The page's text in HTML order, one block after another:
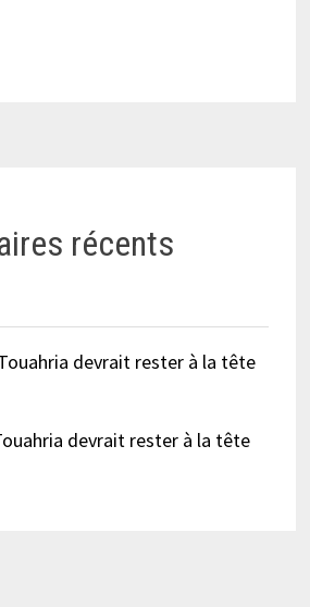
récents
devrait rester à la tête
devrait rester à la tête